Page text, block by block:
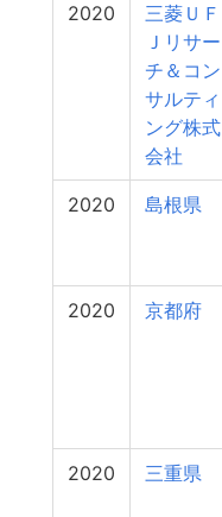
2020
三菱ＵＦ
Ｊリサー
チ＆コン
サルティ
ング株式
会社
2020 島根県
2020 京都府
2020 三重県